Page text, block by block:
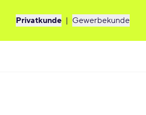
Privatkunde | Gewerbekunde